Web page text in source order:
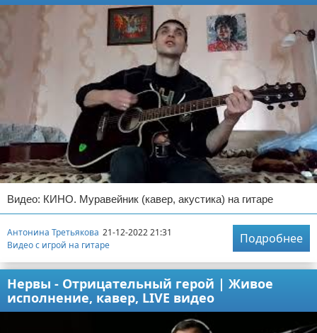
Видео: КИНО. Муравейник (кавер, акустика) на гитаре
Антонина Третьякова 21-12-2022 21:31
Видео с игрой на гитаре
Подробнее
Нервы - Отрицательный герой | Живое
исполнение, кавер, LIVE видео